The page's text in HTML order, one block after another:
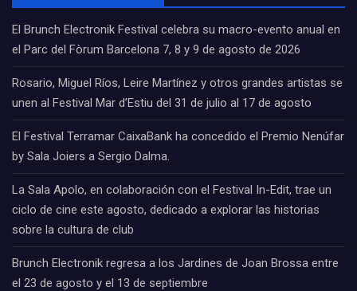
El Brunch Electronik Festival celebra su macro-evento anual en
el Parc del Fòrum Barcelona 7, 8 y 9 de agosto de 2026
Rosario, Miguel Ríos, Leire Martínez y otros grandes artistas se
unen al Festival Mar d’Estiu del 31 de julio al 17 de agosto
El Festival Terramar CaixaBank ha concedido el Premio Nenúfar
by Sala Joiers a Sergio Dalma.
La Sala Apolo, en colaboración con el Festival In-Edit, trae un
ciclo de cine este agosto, dedicado a explorar las historias
sobre la cultura de club
Brunch Electronik regresa a los Jardines de Joan Brossa entre
el 23 de agosto y el 13 de septiembre